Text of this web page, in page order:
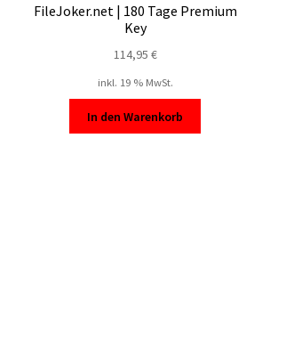
FileJoker.net | 180 Tage Premium
Key
114,95 €
inkl. 19 % MwSt.
In den Warenkorb